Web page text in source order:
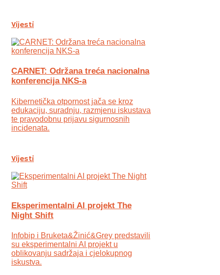
Vijesti
CARNET: Održana treća nacionalna
konferencija NKS-a
Kibernetička otpornost jača se kroz
edukaciju, suradnju, razmjenu iskustava
te pravodobnu prijavu sigurnosnih
incidenata.
Vijesti
Eksperimentalni AI projekt The
Night Shift
Infobip i Bruketa&Žinić&Grey predstavili
su eksperimentalni AI projekt u
oblikovanju sadržaja i cjelokupnog
iskustva.